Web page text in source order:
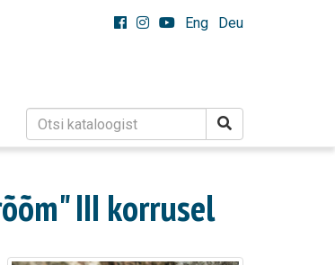
Eng Deu
III korrusel